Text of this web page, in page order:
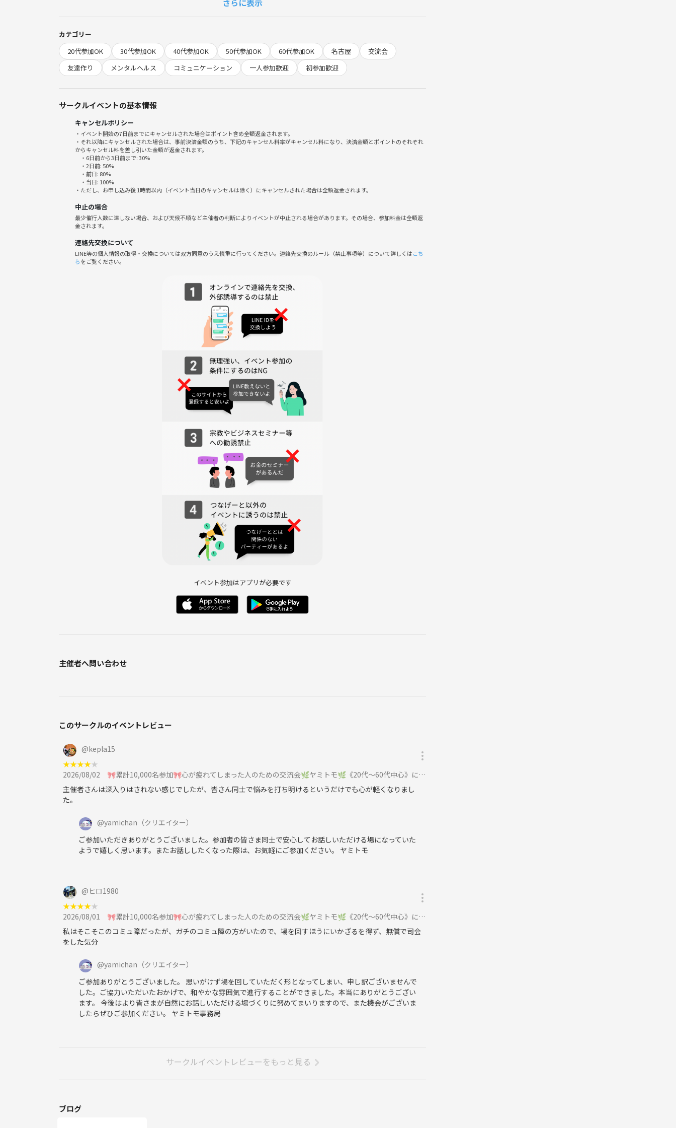
🎀✨【ヤミトモが人気の理由】✨🎀
━━━━━━━━━━━━━━
💡 Point1｜話題に困らない！
プロフィールカードがあるから、
初対面でも自然に話が始まるよ😳👉😄
💡 Point2｜仲良くなったら連絡先OK！
会の最後に「連絡先交換用」の時間を設けています📱💞
交換が苦手な方は、そのまま退室しても大丈夫です👌
💡 Point3｜一人参加・初参加が7割！
初めてでも安心して参加できる雰囲気✨
緊張せず、自然に会話を楽しめます
📌イベント概要
━━━━━━━━━━━━━━
※男女の出会い目的ではありません。比率調整なし⚖️
つなげーと経由の方は「@から始まるID」をお伝えください🙌
・《コミュ障編》→トークテーマカードあり🃏
・《仕事が辛い編／将来が不安編／恋愛が苦手編》→事前に悩みを書いておけるので、共感してくれる人とつながり
④ 🕊️自由解放タイム
連絡先交換をしたくない方は、「会の終了後」なので気兼ねなくご退室いただけます🌿
━━━━━━━━━━
❓Q.持ち物はありますか？
📝A.特に必要ございません。手ぶらでお気軽にご参加ください。
❓Q.参加費の支払い方法は？
💰A.当日、受付にて現金でお支払いいただいております。
❓Q.イベントの時間はどのくらいですか？
⏰A.約1時間～1時間15分ほどの会となります。長すぎず、気軽にご参加いただける時間設定です。
会話が苦手な方でも安心してご参加いただけます。
❓Q.遅れての参加、途中での退出は可能ですか？
🚶A.はい、可能です。ご都合に合わせて無理のない範囲でご参加ください。
遅れてのご参加の場合は問い合わせフォームよりご連絡いただけると幸いです。
❓Q.年齢制限はありますか？
🎂A.20歳以上の方であれば、どの年代の方でもご参加いただけます。
❓Q.参加者の年齢層を教えてください。
👥A.初参加の方が多いため、その回ごとに年齢層は変わります。
30〜40代の方が多い回もあれば、40〜50代の方が多い回もございます。
🌱A.はい、ご参加いただけます。休職中の方、就職活動中の方、学生の方、専業主婦の方など、さまざまな方が参加
❓Q.話すのが苦手でも大丈夫ですか？
さらに表示
カテゴリー
20代参加OK
30代参加OK 40代参加OK 50代参加OK 60代参加OK 名古屋
交流会
友達作り
メンタルヘルス コミュニケーション 一人参加歓迎 初参加歓迎
サークルイベントの基本情報
キャンセルポリシー
・イベント開始の7日前までにキャンセルされた場合はポイント含め全額返金されます。
・それ以降にキャンセルされた場合は、事前決済金額のうち、下記のキャンセル料率がキャンセル料になり、決済金額とポイントのそれぞれ
からキャンセル料を差し引いた金額が返金されます。
・6日前から3日前まで: 30%
・2日前: 50%
・前日: 80%
・当日: 100%
・ただし、お申し込み後 1時間以内（イベント当日のキャンセルは除く）にキャンセルされた場合は全額返金されます。
中止の場合
最少催行人数に達しない場合、および天候不順など主催者の判断によりイベントが中止される場合があります。その場合、参加料金は全額返
金されます。
連絡先交換について
LINE等の個人情報の取得・交換については双方同意のうえ慎重に行ってください。連絡先交換のルール（禁止事項等）について詳しくはこち
らをご覧ください。
イベント参加はアプリが必要です
主催者へ問い合わせ
このサークルのイベントレビュー
@kepla15
★★★★★
2026/08/02
🎀累計10,000名参加🎀心が疲れてしまった人のための交流会🌿ヤミトモ🌿《20代～60代中心》に参加
主催者さんは深入りはされない感じでしたが、皆さん同士で悩みを打ち明けるというだけでも心が軽くなりまし
た。
@yamichan （クリエイター）
ご参加いただきありがとうございました。参加者の皆さま同士で安心してお話しいただける場になっていた
ようで嬉しく思います。またお話ししたくなった際は、お気軽にご参加ください。 ヤミトモ
@ ヒロ1980
★★★★★
2026/08/01
🎀累計10,000名参加🎀心が疲れてしまった人のための交流会🌿ヤミトモ🌿《20代～60代中心》に参加
私はそこそこのコミュ障だったが、ガチのコミュ障の方がいたので、場を回すほうにいかざるを得ず、無償で司会
をした気分
@yamichan （クリエイター）
ご参加ありがとうございました。 思いがけず場を回していただく形となってしまい、申し訳ございませんで
した。ご協力いただいたおかげで、和やかな雰囲気で進行することができました。本当にありがとうござい
ます。 今後はより皆さまが自然にお話しいただける場づくりに努めてまいりますので、また機会がございま
したらぜひご参加ください。 ヤミトモ事務局
サークルイベントレビューをもっと見る
ブログ